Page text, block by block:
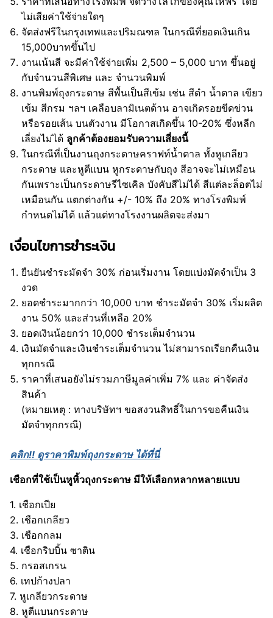
ไม่เสียค่าใช้จ่ายใดๆ
จัดส่งฟรีในกรุงเทพและปริมณฑล ในกรณีที่ยอดเงินเกิน
15,000บาทขึ้นไป
งานเน้นสี จะมีค่าใช้จ่ายเพิ่ม 2,500 – 5,000 บาท ขึ้นอยู่
กับจำนวนสีพิเศษ และ จำนวนพิมพ์
งานพิมพ์ถุงกระดาษ สีพื้นเป็นสีเข้ม เช่น สีดำ น้ำตาล เขียว
เข้ม สีกรม ฯลฯ เคลือบลามิเนตด้าน อาจเกิดรอยขีดข่วน
หรือรอยเส้น บนตัวงาน มีโอกาสเกิดขึ้น 10-20% ซึ่งหลีก
เลี่ยงไม่ได้ ลูกค้าต้องยอมรับความเสี่ยงนี้
ในกรณีที่เป็นงานถุงกระดาษคราฟท์น้ำตาล ทั้งหูเกลียว
กระดาษ และหูตีแบน หูกระดาษกับถุง สีอาจจะไม่เหมือน
กันเพราะเป็นกระดาษรีไซเคิล บังคับสีไม่ได้ สีแต่ละล็อตไม่
เหมือนกัน แตกต่างกัน +/- 10% ถึง 20% ทางโรงพิมพ์
กำหนดไม่ได้ แล้วแต่ทางโรงงานผลิตจะส่งมา
เงื่อนไขการชำระเงิน
ยืนยันชำระมัดจำ 30% ก่อนเริ่มงาน โดยแบ่งมัดจำเป็น 3
งวด
ยอดชำระมากกว่า 10,000 บาท ชำระมัดจำ 30% เริ่มผลิต
งาน 50% และส่วนที่เหลือ 20%
ยอดเงินน้อยกว่า 10,000 ชำระเต็มจำนวน
เงินมัดจำและเงินชำระเต็มจำนวน ไม่สามารถเรียกคืนเงิน
ทุกกรณี
ราคาที่เสนอยังไม่รวมภาษีมูลค่าเพิ่ม 7% และ ค่าจัดส่ง
สินค้า
(หมายเหตุ : ทางบริษัทฯ ขอสงวนสิทธิ์ในการขอคืนเงิน
มัดจำทุกกรณี)
คลิก!! ดูราคาพิมพ์ถุงกระดาษ ได้ที่นี่
เชือกที่ใช้เป็นหูหิ้วถุงกระดาษ มีให้เลือกหลากหลายแบบ
1. เชือกเปีย
2. เชือกเกลียว
3. เชือกกลม
4. เชือกริบบิ้น ซาติน
5. กรอสเกรน
6. เทปก้างปลา
7. หูเกลียวกระดาษ
8. หูตีแบนกระดาษ